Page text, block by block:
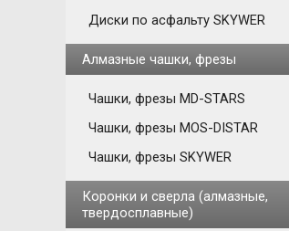
Диски по асфальту SKYWER
Алмазные чашки, фрезы
Чашки, фрезы MD-STARS
Чашки, фрезы MOS-DISTAR
Чашки, фрезы SKYWER
Коронки и сверла (алмазные,
твердосплавные)